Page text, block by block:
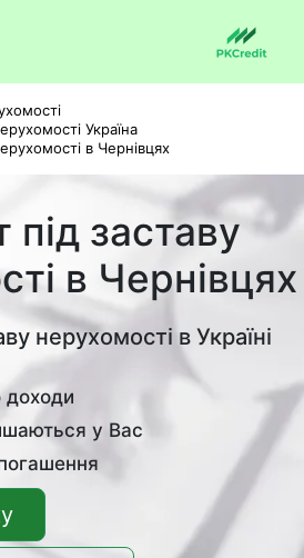
Україна
в Чернівцях
під заставу
в Чернівцях
нерухомості в Україні
доходи
у Вас